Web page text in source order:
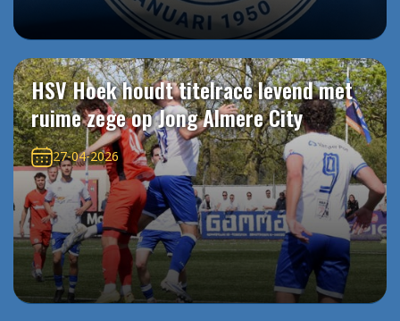
HSV Hoek houdt titelrace levend met
ruime zege op Jong Almere City
27-04-2026